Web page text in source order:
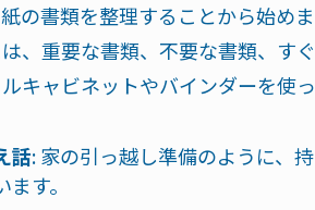
の書類を整理することから始めま
、重要な書類、不要な書類、す
キャビネットやバインダーを使
話: 家の引っ越し準備のように、
ます。